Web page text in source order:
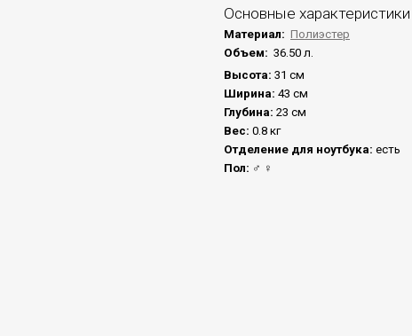
Основные характеристики
Материал: Полиэстер
Объем: 36.50 л.
Высота: 31 см
Ширина: 43 см
Глубина: 23 см
Вес: 0.8 кг
Отделение для ноутбука: есть
Пол: ♂ ♀